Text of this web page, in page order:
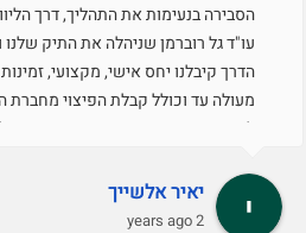
הסבירה בנעימות את התהליך, דרך
עו"ד גל רוברמן שניהלה את התיק
הדרך קיבלנו יחס אישי, מקצועי,
מעולה עד וכולל קבלת הפיצוי מחברת
לחדווה המקסימה שסייעה בסיום
יאיר אלשייך
2 years ago